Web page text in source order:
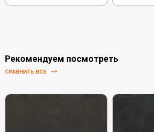
Рекомендуем посмотреть
СРАВНИТЬ ВСЕ